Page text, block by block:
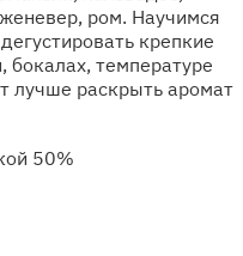
ром. Научимся
крепкие
бокалах, температуре
лучше раскрыть аромат
50%